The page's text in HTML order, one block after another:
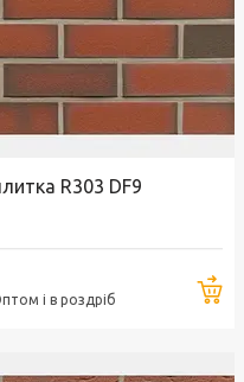
R303 DF9
і в роздріб